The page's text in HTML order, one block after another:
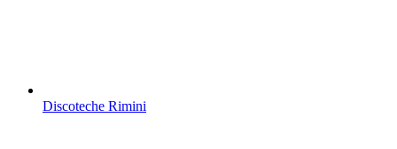
Discoteche Rimini